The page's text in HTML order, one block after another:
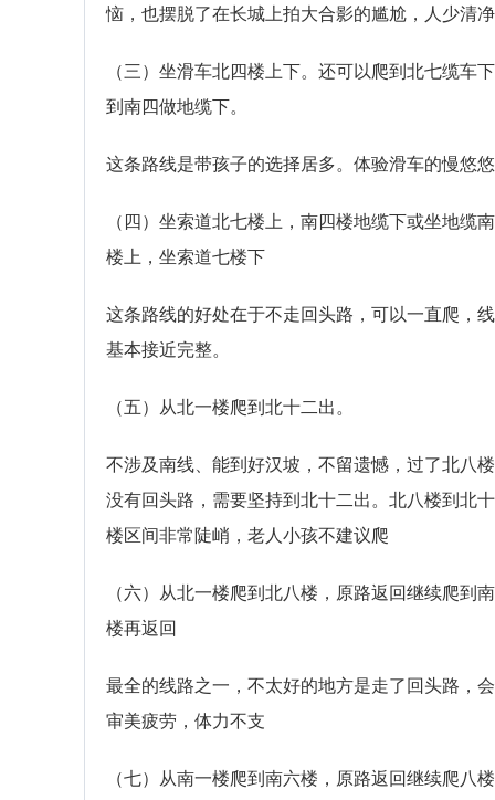
恼，也摆脱了在长城上拍大合影的尴尬，人少清
（三）坐滑车北四楼上下。还可以爬到北七缆车
到南四做地缆下。
这条路线是带孩子的选择居多。体验滑车的慢悠
（四）坐索道北七楼上，南四楼地缆下或坐地缆
楼上，坐索道七楼下
这条路线的好处在于不走回头路，可以一直爬，
基本接近完整。
（五）从北一楼爬到北十二出。
不涉及南线、能到好汉坡，不留遗憾，过了北八
没有回头路，需要坚持到北十二出。北八楼到北
楼区间非常陡峭，老人小孩不建议爬
（六）从北一楼爬到北八楼，原路返回继续爬到
楼再返回
最全的线路之一，不太好的地方是走了回头路，
审美疲劳，体力不支
（七）从南一楼爬到南六楼，原路返回继续爬八